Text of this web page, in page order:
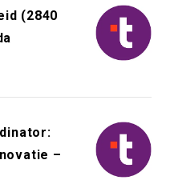
(2840
–